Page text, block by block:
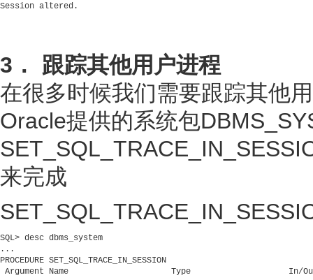
Session altered.
3． 跟踪其他用户进程
在很多时候我们需要跟踪其他
Oracle提供的系统包
来完成
SQL> desc dbms_system
...
PROCEDURE SET_SQL_TRACE_IN_SESSION
Argument Name                     Type                    In/Out